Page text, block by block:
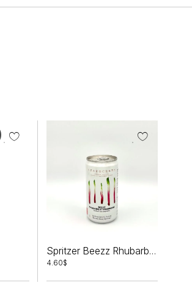
Spritzer Beezz Rhubarbe et Framboise
4.60$